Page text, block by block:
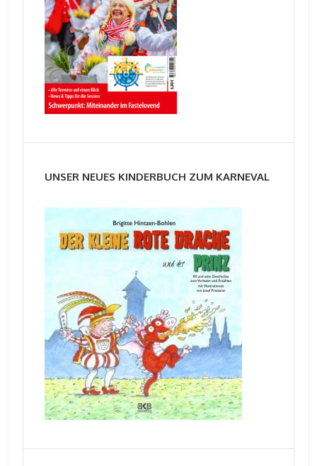
UNSER NEUES KINDERBUCH ZUM KARNEVAL